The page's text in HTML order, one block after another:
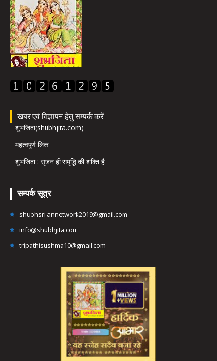
खबर एवं विज्ञापन हेतु सम्पर्क करें
शुभजिता(shubhjita.com)
महत्वपूर्ण लिंक
शुभजिता : सृजन ही समृद्धि की शक्ति है
सम्पर्क सूत्र
shubhsrijannetwork2019@gmail.com
info@shubhjita.com
tripathisushma10@gmail.com